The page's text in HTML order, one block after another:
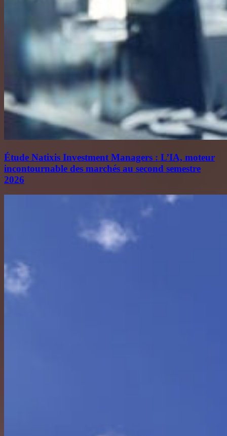
Étude Natixis Investment Managers : L’IA, moteur
incontournable des marchés au second semestre
2026